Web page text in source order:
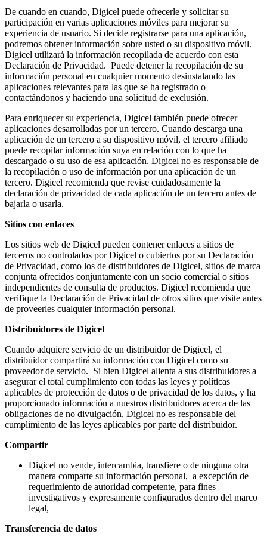
De cuando en cuando, Digicel puede ofrecerle y solicitar su
participación en varias aplicaciones móviles para mejorar su
experiencia de usuario. Si decide registrarse para una aplicación,
podremos obtener información sobre usted o su dispositivo móvil.
Digicel utilizará la información recopilada de acuerdo con esta
Declaración de Privacidad. Puede detener la recopilación de su
información personal en cualquier momento desinstalando las
aplicaciones relevantes para las que se ha registrado o
contactándonos y haciendo una solicitud de exclusión.
Para enriquecer su experiencia, Digicel también puede ofrecer
aplicaciones desarrolladas por un tercero. Cuando descarga una
aplicación de un tercero a su dispositivo móvil, el tercero afiliado
puede recopilar información suya en relación con lo que ha
descargado o su uso de esa aplicación. Digicel no es responsable de
la recopilación o uso de información por una aplicación de un
tercero. Digicel recomienda que revise cuidadosamente la
declaración de privacidad de cada aplicación de un tercero antes de
bajarla o usarla.
Sitios con enlaces
Los sitios web de Digicel pueden contener enlaces a sitios de
terceros no controlados por Digicel o cubiertos por su Declaración
de Privacidad, como los de distribuidores de Digicel, sitios de marca
conjunta ofrecidos conjuntamente con un socio comercial o sitios
independientes de consulta de productos. Digicel recomienda que
verifique la Declaración de Privacidad de otros sitios que visite antes
de proveerles cualquier información personal.
Distribuidores de Digicel
Cuando adquiere servicio de un distribuidor de Digicel, el
distribuidor compartirá su información con Digicel como su
proveedor de servicio. Si bien Digicel alienta a sus distribuidores a
asegurar el total cumplimiento con todas las leyes y políticas
aplicables de protección de datos o de privacidad de los datos, y ha
proporcionado información a nuestros distribuidores acerca de las
obligaciones de no divulgación, Digicel no es responsable del
cumplimiento de las leyes aplicables por parte del distribuidor.
Compartir
Digicel no vende, intercambia, transfiere o de ninguna otra
manera comparte su información personal, a excepción de
requerimiento de autoridad competente, para fines
investigativos y expresamente configurados dentro del marco
legal,
Transferencia de datos